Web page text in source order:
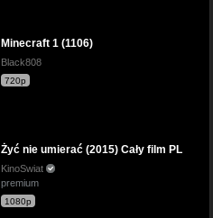
Minecraft 1 (1106)
Black808
720p
Żyć nie umierać (2015) Cały film PL
KinoSwiat
premium
1080p